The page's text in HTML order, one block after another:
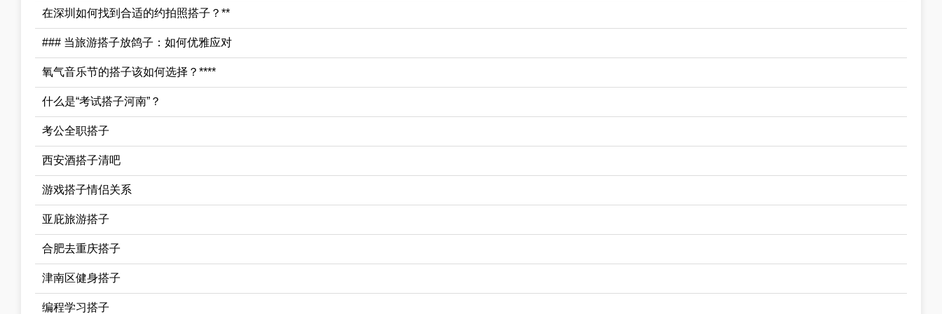
在深圳如何找到合适的约拍照搭子？**
### 当旅游搭子放鸽子：如何优雅应对
氧气音乐节的搭子该如何选择？****
什么是“考试搭子河南”？
考公全职搭子
西安酒搭子清吧
游戏搭子情侣关系
亚庇旅游搭子
合肥去重庆搭子
津南区健身搭子
编程学习搭子